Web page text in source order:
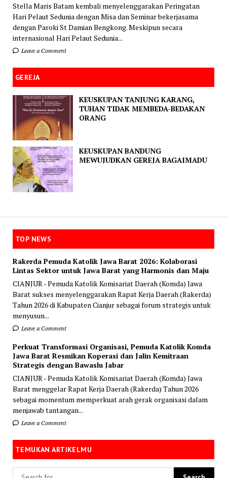
Stella Maris Batam kembali menyelenggarakan Peringatan
Hari Pelaut Sedunia dengan Misa dan Seminar bekerjasama
dengan Paroki St Damian Bengkong. Meskipun secara
internasional Hari Pelaut Sedunia...
Leave a Comment
GEREJA
KEUSKUPAN TANJUNG KARANG,
TUHAN TIDAK MEMBEDA-BEDAKAN
ORANG
KEUSKUPAN BANDUNG
MEWUJUDKAN GEREJA BAGAIMADU
TOP NEWS
Rakerda Pemuda Katolik Jawa Barat 2026: Kolaborasi
Lintas Sektor untuk Jawa Barat yang Harmonis dan Maju
CIANJUR - Pemuda Katolik Komisariat Daerah (Komda) Jawa
Barat sukses menyelenggarakan Rapat Kerja Daerah (Rakerda)
Tahun 2026 di Kabupaten Cianjur sebagai forum strategis untuk
menyusun...
Leave a Comment
Perkuat Transformasi Organisasi, Pemuda Katolik Komda
Jawa Barat Resmikan Koperasi dan Jalin Kemitraan
Strategis dengan Bawaslu Jabar
CIANJUR - Pemuda Katolik Komisariat Daerah (Komda) Jawa
Barat menggelar Rapat Kerja Daerah (Rakerda) Tahun 2026
sebagai momentum memperkuat arah gerak organisasi dalam
menjawab tantangan...
Leave a Comment
TEMUKAN ARTIKELMU